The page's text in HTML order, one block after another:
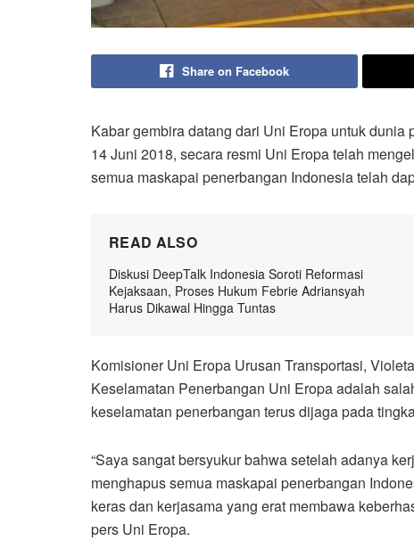
Share on Facebook
Kabar gembira datang dari Uni Eropa untuk
14 Juni 2018, secara resmi Uni Eropa telah
semua maskapai penerbangan Indonesia telah
READ ALSO
Diskusi DeepTalk Indonesia Soroti Reformasi
Kejaksaan, Proses Hukum Febrie Adriansyah
Harus Dikawal Hingga Tuntas
Komisioner Uni Eropa Urusan Transportasi,
Keselamatan Penerbangan Uni Eropa adalah
keselamatan penerbangan terus dijaga pada
“Saya sangat bersyukur bahwa setelah adanya
menghapus semua maskapai penerbangan
keras dan kerjasama yang erat membawa
pers Uni Eropa.